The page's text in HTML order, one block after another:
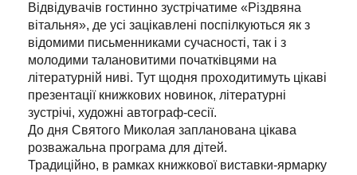
Відвідувачів гостинно зустрічатиме «Різдвяна
вітальня», де усі зацікавлені поспілкуються як з
відомими письменниками сучасності, так і з
молодими талановитими початківцями на
літературній ниві. Тут щодня проходитимуть цікаві
презентації книжкових новинок, літературні
зустрічі, художні автограф-сесії.
До дня Святого Миколая запланована цікава
розважальна програма для дітей.
Традиційно, в рамках книжкової виставки-ярмарку